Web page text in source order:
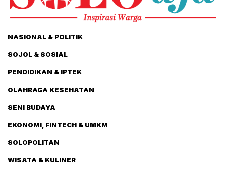
NASIONAL & POLITIK
SOJOL & SOSIAL
PENDIDIKAN & IPTEK
OLAHRAGA KESEHATAN
SENI BUDAYA
EKONOMI, FINTECH & UMKM
SOLOPOLITAN
WISATA & KULINER